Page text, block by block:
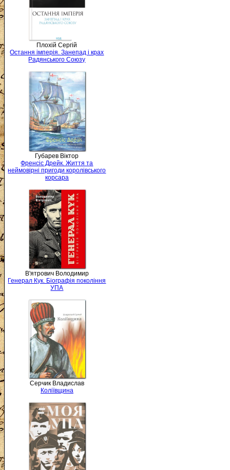
Плохій Сергій
Остання імперія. Занепад і крах
Радянського Союзу
Губарев Віктор
Френсіс Дрейк. Життя та
неймовірні пригоди королівського
корсара
В'ятрович Володимир
Генерал Кук. Біографія покоління
УПА
Серчик Владислав
Коліївщина